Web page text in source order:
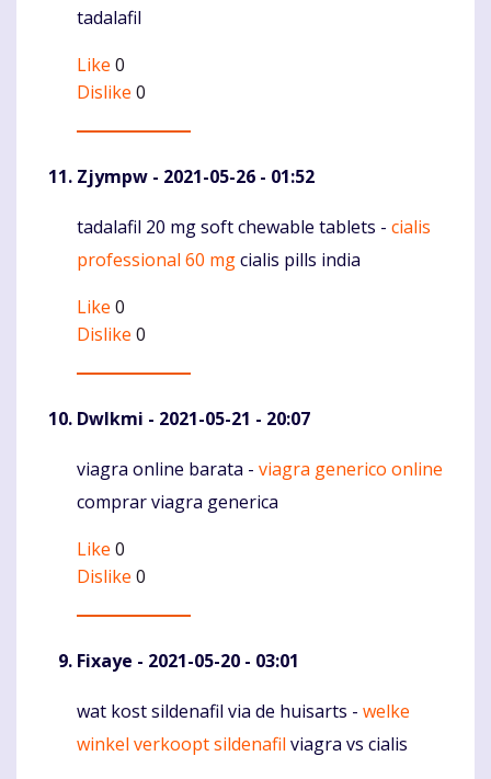
tadalafil
Like 0
Dislike 0
Zjympw - 2021-05-26 - 01:52
Komentaras
tadalafil 20 mg soft chewable tablets - cialis
professional 60 mgcialis pills india
Like 0
Dislike 0
Dwlkmi - 2021-05-21 - 20:07
Komentaras
viagra online barata - viagra generico online
comprar viagra generica
Like 0
Dislike 0
Fixaye - 2021-05-20 - 03:01
Komentaras
wat kost sildenafil via de huisarts - welke
winkel verkoopt sildenafil viagra vs cialis